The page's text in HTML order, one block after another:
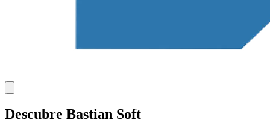
Descubre Bastian Soft